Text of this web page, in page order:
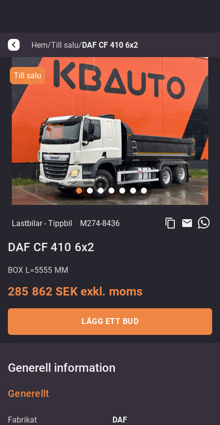
arrow_back_ios Hem/Till salu/DAF CF 410 6x2
Till salu
Lastbilar- Tippbil M274-8436 content_copy email
DAF CF 410 6x2
BOX L=5555 MM
285 862 SEK exkl. moms
LÄGG ETT BUD
Generell information
Generellt
Fabrikat DAF